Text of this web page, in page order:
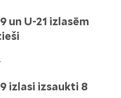
un U-21 izlasēm
izlasi izsaukti 8